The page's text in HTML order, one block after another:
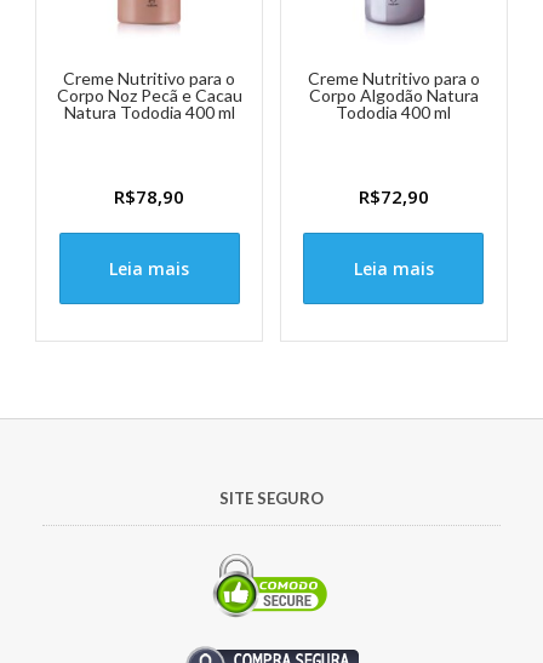
Creme Nutritivo para o
Corpo Noz Pecã e Cacau
Natura Tododia 400 ml
R$78,90
Leia mais
Creme Nutritivo para o
Corpo Algodão Natura
Tododia 400 ml
R$72,90
Leia mais
SITE SEGURO